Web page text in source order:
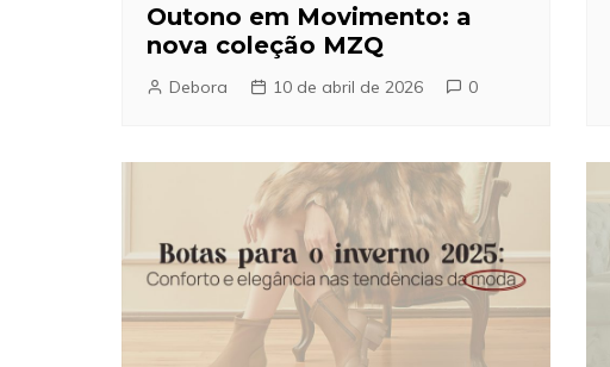
Outono em Movimento: a
nova coleção MZQ
Debora 10 de abril de 2026 0